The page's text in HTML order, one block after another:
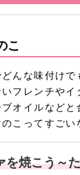
こ
んな味付け
フレンチやイ
オイルなどと
こってすごい
を焼こう～